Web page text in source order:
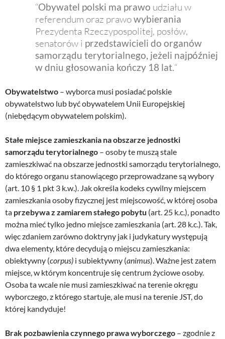
“Obywatel polski ma prawo udziału w
referendum oraz prawowybierania
Prezydenta Rzeczypospolitej, posłów,
senatorów i przedstawicieli do organów
samorządu terytorialnego, jeżeli najpóźniej
w dniu głosowania kończy 18 lat. “
Obywatelstwo – wyborca musi posiadać polskie
obywatelstwo lub być obywatelem Unii Europejskiej
(niebędącym obywatelem polskim).
Stałe miejsce zamieszkania na obszarze jednostki
samorządu terytorialnego – osoby te muszą stale
zamieszkiwać na obszarze jednostki samorządu terytorialnego,
do którego organu stanowiącego przeprowadzane są wybory
(art. 10 § 1 pkt 3 k.w.). Jak określa kodeks cywilny miejscem
zamieszkania osoby fizycznej jest miejscowość, w której osoba
ta przebywa z zamiarem stałego pobytu (art. 25 k.c.), ponadto
można mieć tylko jedno miejsce zamieszkania (art. 28 k.c.). Tak,
więc zdaniem zarówno doktryny jak i judykatury występują
dwa elementy, które decydują o miejscu zamieszkania:
obiektywny (corpus) i subiektywny (animus). Ważne jest zatem
miejsce, w którym koncentruje się centrum życiowe osoby.
Osoba ta wcale nie musi zamieszkiwać na terenie okręgu
wyborczego, z którego startuje, ale musi na terenie JST, do
której kandyduje!
Brak pozbawienia czynnego prawa wyborczego – zgodnie z